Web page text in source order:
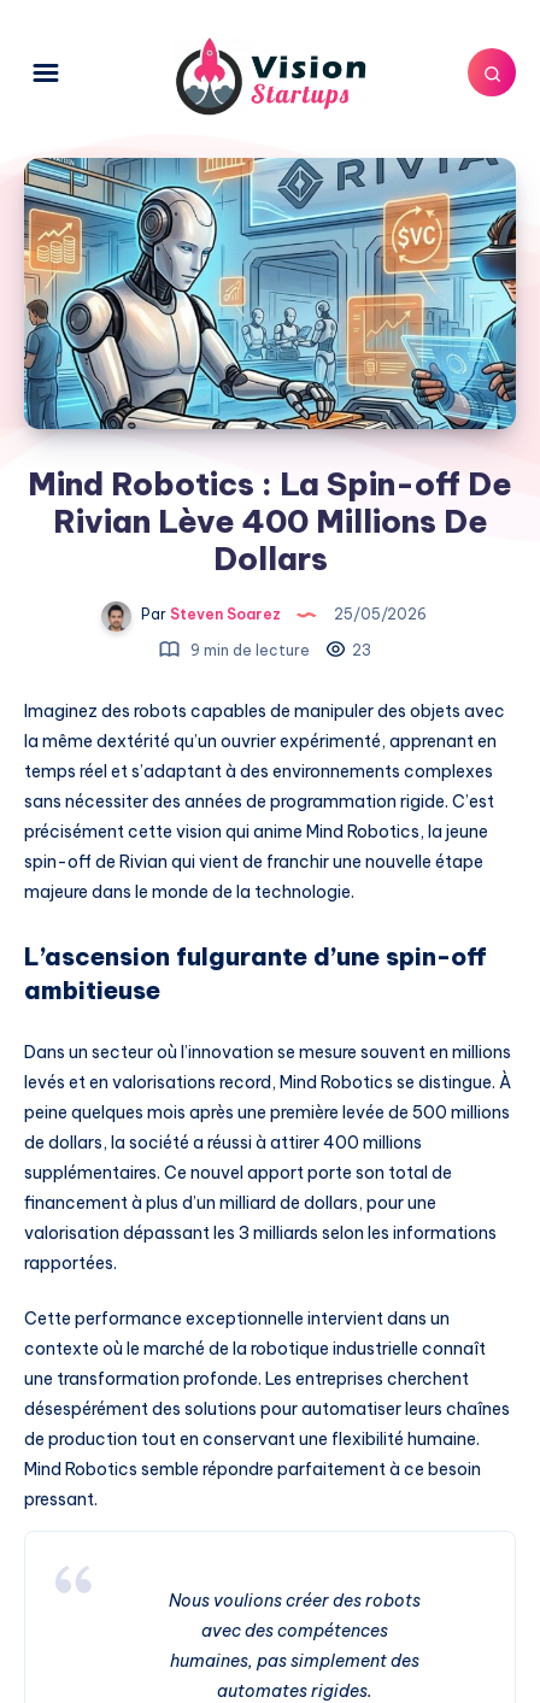
Mind Robotics : La Spin-off De
Rivian Lève 400 Millions De
Dollars
Par Steven Soarez
25/05/2026
9 min de lecture
23
Imaginez des robots capables de manipuler des objets avec
la même dextérité qu’un ouvrier expérimenté, apprenant en
temps réel et s’adaptant à des environnements complexes
sans nécessiter des années de programmation rigide. C’est
précisément cette vision qui anime Mind Robotics, la jeune
spin-off de Rivian qui vient de franchir une nouvelle étape
majeure dans le monde de la technologie.
L’ascension fulgurante d’une spin-off
ambitieuse
Dans un secteur où l’innovation se mesure souvent en millions
levés et en valorisations record, Mind Robotics se distingue. À
peine quelques mois après une première levée de 500 millions
de dollars, la société a réussi à attirer 400 millions
supplémentaires. Ce nouvel apport porte son total de
financement à plus d’un milliard de dollars, pour une
valorisation dépassant les 3 milliards selon les informations
rapportées.
Cette performance exceptionnelle intervient dans un
contexte où le marché de la robotique industrielle connaît
une transformation profonde. Les entreprises cherchent
désespérément des solutions pour automatiser leurs chaînes
de production tout en conservant une flexibilité humaine.
Mind Robotics semble répondre parfaitement à ce besoin
pressant.
Nous voulions créer des robots
avec des compétences
humaines, pas simplement des
automates rigides.